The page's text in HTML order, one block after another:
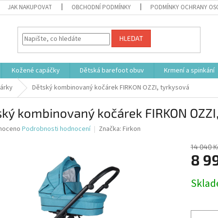
JAK NAKUPOVAT OBCHODNÍ PODMÍNKY PODMÍNKY OCHRANY
HLEDAT
Kožené capáčky Dětská barefoot obuv Krmení a spinkání
Dětský kombinovaný kočárek FIRKON OZZI, tyrkysová
kombinovaný kočárek FIRKON
Podrobnosti hodnocení Značka: Firkon
14 040
8
cena: